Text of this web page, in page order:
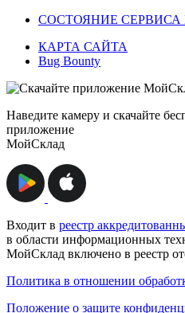
СОСТОЯНИЕ
КАРТА САЙТА
Bug Bounty
Наведите камеру и скачайте
приложение
МойСклад
Входит в реестр
в области информационных
МойСклад включено в реестр
Политика в отношении
Положение о защите